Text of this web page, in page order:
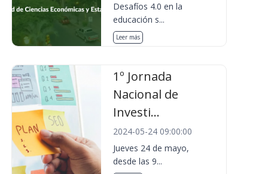
Desafíos 4.0 en la
educación s...
Leer más
1º Jornada
Nacional de
Investi...
2024-05-24 09:00:00
Jueves 24 de mayo,
desde las 9...